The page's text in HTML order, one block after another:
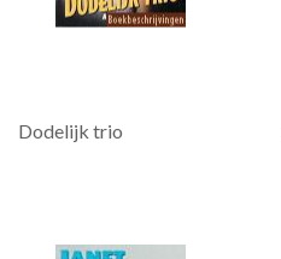
Dodelijk trio